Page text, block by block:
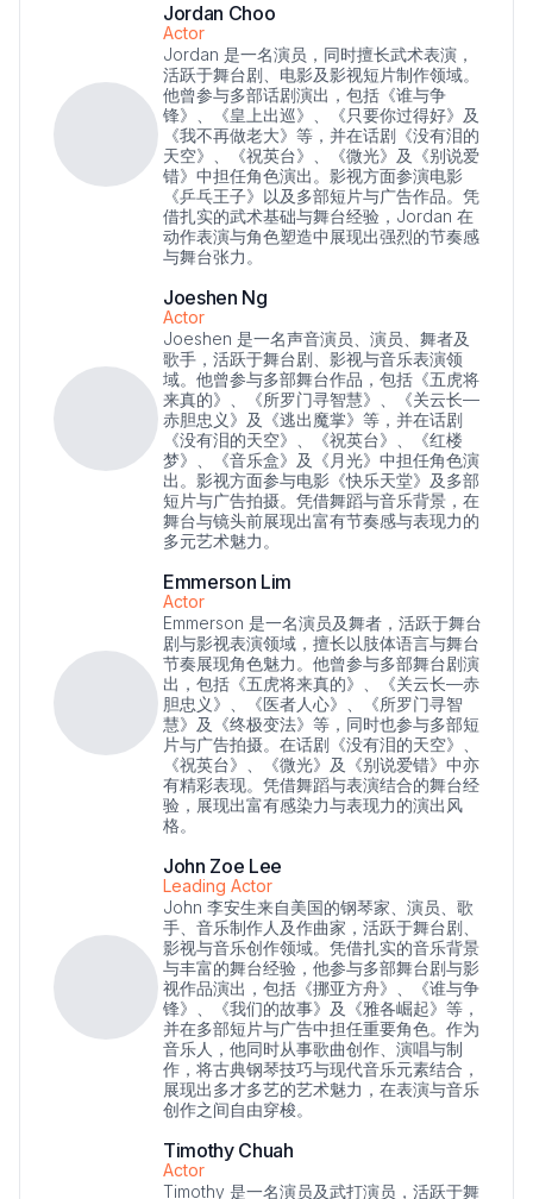
Jordan Choo
Actor
Jordan 是一名演员，同时擅长武术表演，
活跃于舞台剧、电影及影视短片制作领域。
他曾参与多部话剧演出，包括《谁与争
锋》、《皇上出巡》、《只要你过得好》及
《我不再做老大》等，并在话剧《没有泪的
天空》、《祝英台》、《微光》及《别说爱
错》中担任角色演出。影视方面参演电影
《乒乓王子》以及多部短片与广告作品。凭
借扎实的武术基础与舞台经验，Jordan 在
动作表演与角色塑造中展现出强烈的节奏感
与舞台张力。
Joeshen Ng
Actor
Joeshen 是一名声音演员、演员、舞者及
歌手，活跃于舞台剧、影视与音乐表演领
域。他曾参与多部舞台作品，包括《五虎将
来真的》、《所罗门寻智慧》、《关云长—
赤胆忠义》及《逃出魔掌》等，并在话剧
《没有泪的天空》、《祝英台》、《红楼
梦》、《音乐盒》及《月光》中担任角色演
出。影视方面参与电影《快乐天堂》及多部
短片与广告拍摄。凭借舞蹈与音乐背景，在
舞台与镜头前展现出富有节奏感与表现力的
多元艺术魅力。
Emmerson Lim
Actor
Emmerson 是一名演员及舞者，活跃于舞台
剧与影视表演领域，擅长以肢体语言与舞台
节奏展现角色魅力。他曾参与多部舞台剧演
出，包括《五虎将来真的》、《关云长—赤
胆忠义》、《医者人心》、《所罗门寻智
慧》及《终极变法》等，同时也参与多部短
片与广告拍摄。在话剧《没有泪的天空》、
《祝英台》、《微光》及《别说爱错》中亦
有精彩表现。凭借舞蹈与表演结合的舞台经
验，展现出富有感染力与表现力的演出风
格。
John Zoe Lee
Leading Actor
John 李安生来自美国的钢琴家、演员、歌
手、音乐制作人及作曲家，活跃于舞台剧、
影视与音乐创作领域。凭借扎实的音乐背景
与丰富的舞台经验，他参与多部舞台剧与影
视作品演出，包括《挪亚方舟》、《谁与争
锋》、《我们的故事》及《雅各崛起》等，
并在多部短片与广告中担任重要角色。作为
音乐人，他同时从事歌曲创作、演唱与制
作，将古典钢琴技巧与现代音乐元素结合，
展现出多才多艺的艺术魅力，在表演与音乐
创作之间自由穿梭。
Timothy Chuah
Actor
Timothy 是一名演员及武打演员，活跃于舞